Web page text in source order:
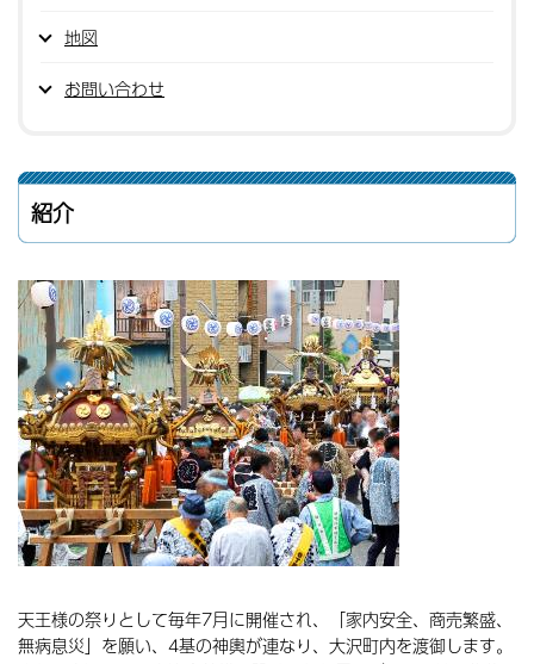
地図
お問い合わせ
紹介
天王様の祭りとして毎年7月に開催され、「家内安全、商売繁盛、
無病息災」を願い、4基の神輿が連なり、大沢町内を渡御します。